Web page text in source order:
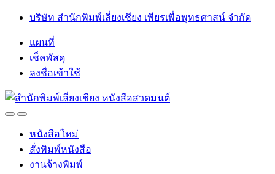
Skip
navigation
Skip
บริษัท สำนักพิมพ์เลี่ยงเชียง เพียรเพื่อพุทธศาสน์ จำกัด
แผนที่
เช็คพัสดุ
ลงชื่อเข้าใช้
OpenClose
หนังสือใหม่
สั่งพิมพ์หนังสือ
งานจ้างพิมพ์